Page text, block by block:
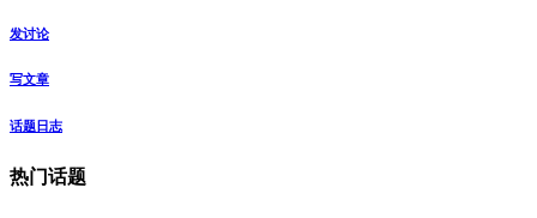
发讨论
写文章
话题日志
热门话题